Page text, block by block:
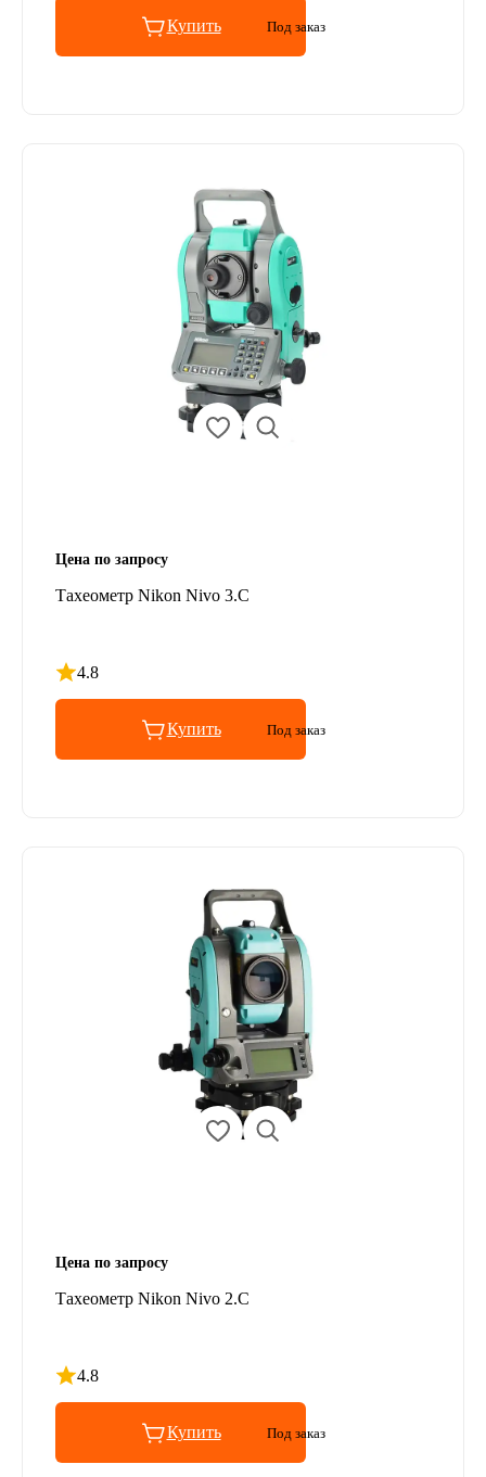
Купить Под заказ
Цена по запросу
Тахеометр Nikon Nivo 3.C
4.8
Рейтинг 4.8 из 5
Купить Под заказ
Цена по запросу
Тахеометр Nikon Nivo 2.C
4.8
Рейтинг 4.8 из 5
Купить Под заказ